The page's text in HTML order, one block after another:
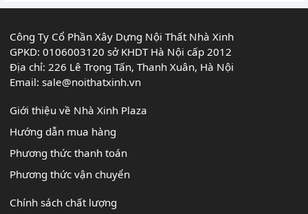
Công Ty Cổ Phần Xây Dựng Nội Thất Nhà Xinh
GPKD: 0106003120 sở KHDT Hà Nội cấp 2012
Địa chỉ: 226 Lê Trọng Tấn, Thanh Xuân, Hà Nội
Email:sale@noithatxinh.vn
Giới thiệu về Nhà Xinh Plaza
Hướng dẫn mua hàng
Phương thức thanh toán
Phương thức vận chuyển
Chính sách chất lượng